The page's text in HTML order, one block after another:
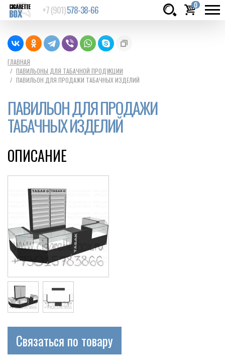
+7 (901)578-38-66 0
ГЛАВНАЯ
ПАВИЛЬОНЫ ДЛЯ ТАБАЧНОЙ ПРОДУКЦИИ
ПАВИЛЬОН ДЛЯ ПРОДАЖИ ТАБАЧНЫХ ИЗДЕЛИЙ
ПАВИЛЬОН ДЛЯ ПРОДАЖИ
ТАБАЧНЫХ ИЗДЕЛИЙ
ОПИСАНИЕ
Связаться по товару